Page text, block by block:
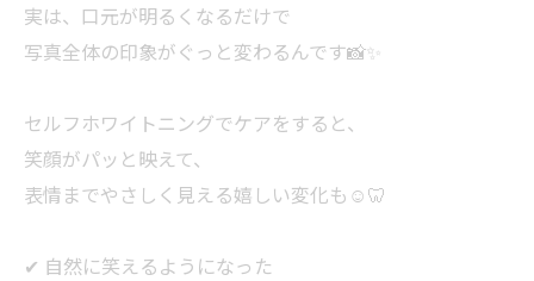
実は、口元が明るくなるだけで
写真全体の印象がぐっと変わるんです📸✨
セルフホワイトニングでケアをすると、
笑顔がパッと映えて、
表情までやさしく見える嬉しい変化も☺️🦷
✔ 自然に笑えるようになった